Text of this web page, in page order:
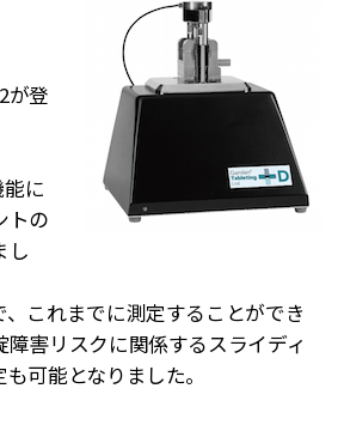
が登
に
トの
し
これまでに測定することができ
害リスクに関係するスライディ
可能となりました。